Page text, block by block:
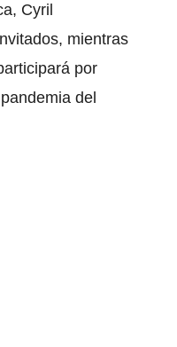
Cyril
mientras
por
del